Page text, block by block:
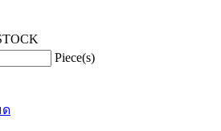
Piece(s)
ด